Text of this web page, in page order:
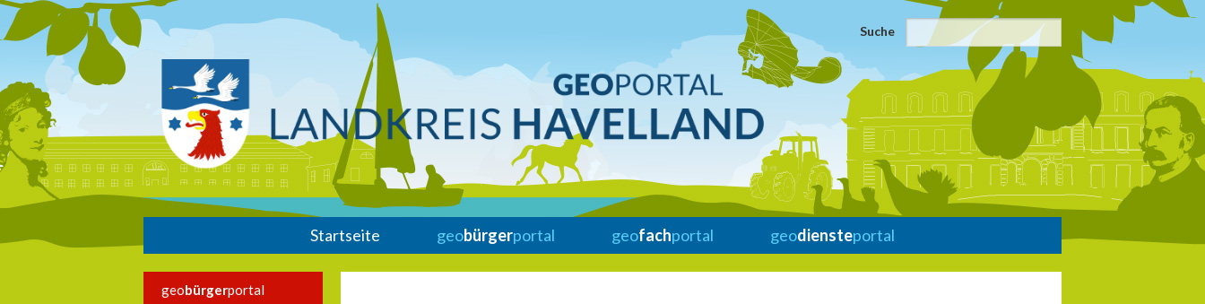
Suche
Startseite geobürgerportal geofachportal geodiensteportal
geobürgerportal